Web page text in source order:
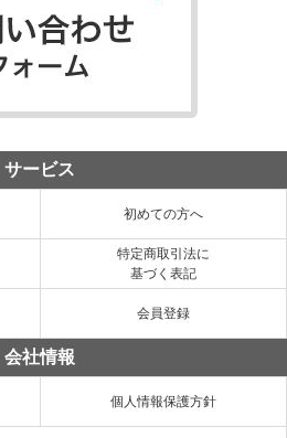
サービス
初めての方へ
特定商取引法に
基づく表記
会員登録
会社情報
個人情報保護方針